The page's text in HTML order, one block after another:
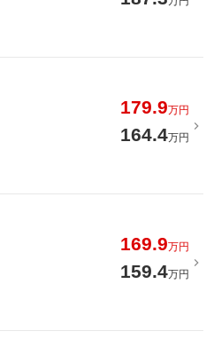
179.9万円
164.4万円
169.9万円
159.4万円